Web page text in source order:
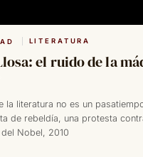
LITERATURA
el ruido de la
la literatura no es un
de rebeldía, una protesta
Nobel, 2010